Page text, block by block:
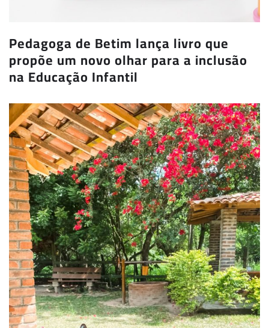
Pedagoga de Betim lança livro que
propõe um novo olhar para a inclusão
na Educação Infantil